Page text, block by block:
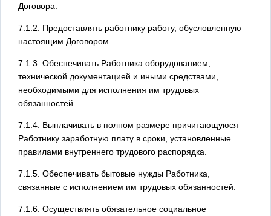
Договора.
7.1.2. Предоставлять работнику работу, обусловленную
настоящим Договором.
7.1.3. Обеспечивать Работника оборудованием,
технической документацией и иными средствами,
необходимыми для исполнения им трудовых
обязанностей.
7.1.4. Выплачивать в полном размере причитающуюся
Работнику заработную плату в сроки, установленные
правилами внутреннего трудового распорядка.
7.1.5. Обеспечивать бытовые нужды Работника,
связанные с исполнением им трудовых обязанностей.
7.1.6. Осуществлять обязательное социальное